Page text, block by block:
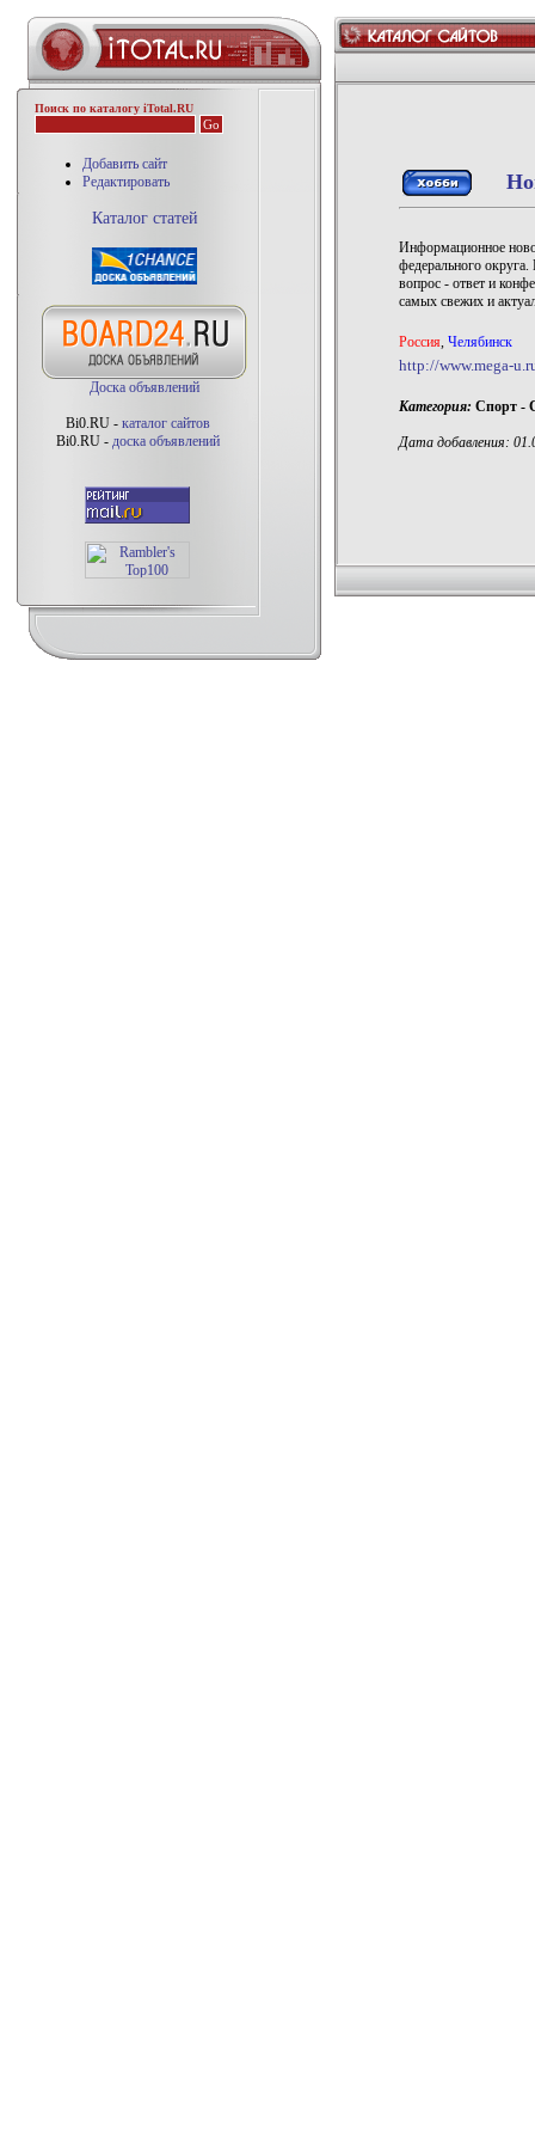
Поиск по каталогу iTotal.RU
Добавить сайт
Редактировать
Каталог статей
Доска объявлений
Bi0.RU - каталог сайтов
Bi0.RU - доска объявлений
Информационное
федерального
вопрос - ответ и
самых свежих и
Россия, Челябинск
http://www.mega-
Категория: Спорт -
Дата добавления: